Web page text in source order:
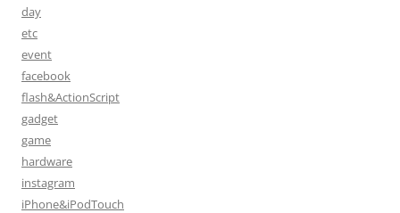
ョ
ン
day
etc
event
facebook
flash&ActionScript
gadget
game
hardware
instagram
iPhone&iPodTouch